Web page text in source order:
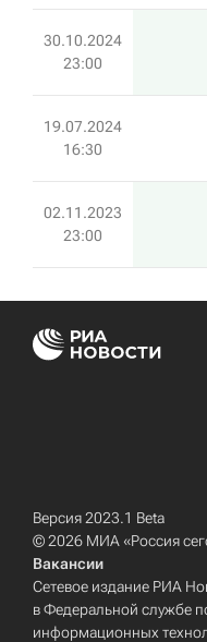
30.10.2024
23:00
19.07.2024
16:30
02.11.2023
23:00
Версия 2023.1 Beta
© 2026 МИА «Россия
Вакансии
Сетевое издание РИА
в Федеральной службе
информационных